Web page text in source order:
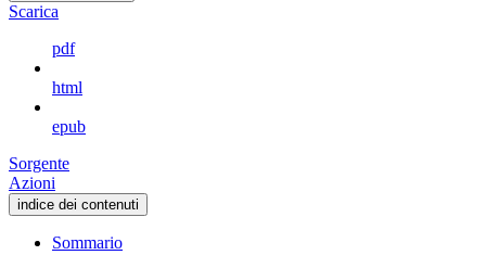
Scarica
pdf
html
epub
Sorgente
Azioni
indice dei contenuti
Sommario